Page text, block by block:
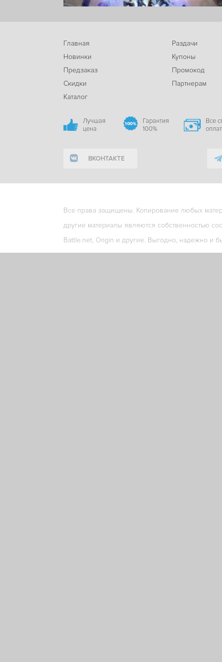
Главная
Новинки
Предзаказ
Скидки
Каталог
Раздачи
Купоны
Промокод
Партнерам
Лучшая
цена
Гарантия
100%
Все
ВКОНТАКТЕ
Все права защищены. Копирование любых
другие материалы являются собственностью
Battle.net, Origin и другие. Выгодно, надежно и